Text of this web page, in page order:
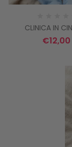
CLINICA IN
€12,00